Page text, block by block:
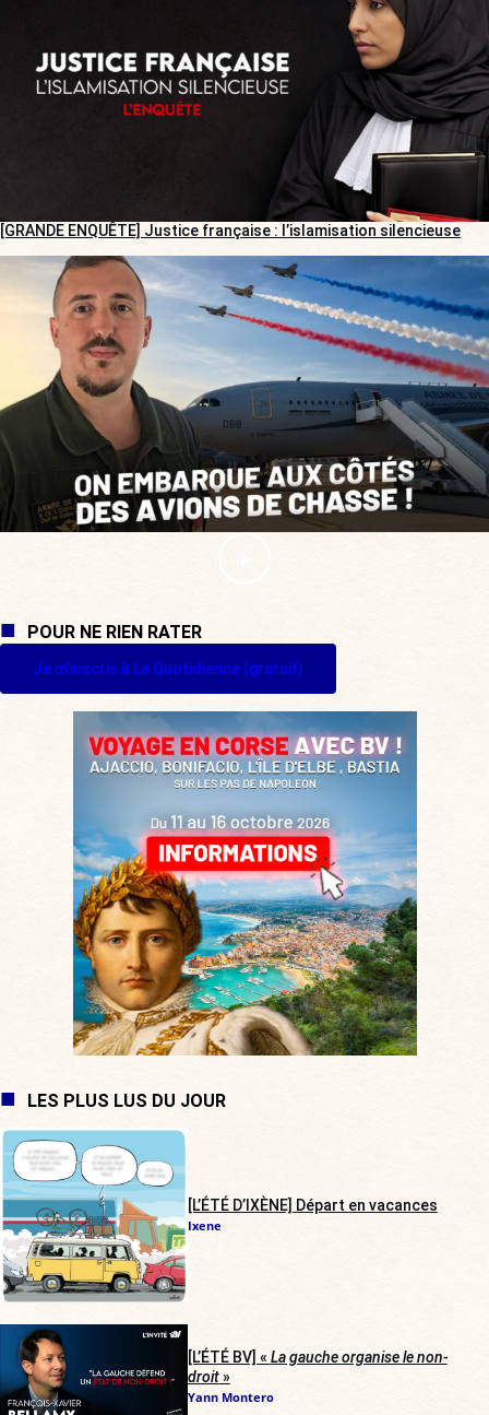
[GRANDE ENQUÊTE] Justice française : l’islamisation silencieuse
POUR NE RIEN RATER
Je m'inscris à La Quotidienne (gratuit)
LES PLUS LUS DU JOUR
[L’ÉTÉ D’IXÈNE] Départ en vacances
Ixene
[L’ÉTÉ BV] « La gauche organise le non-
droit»
Yann Montero